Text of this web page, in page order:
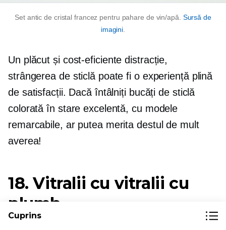
Set antic de cristal francez pentru pahare de vin/apă. Sursă de
imagini
Un plăcut și cost-eficiente distracție,
strângerea de sticlă poate fi o experiență plină
de satisfacții. Dacă întâlniți bucăți de sticlă
colorată în stare excelentă, cu modele
remarcabile, ar putea merita destul de mult
averea!
18. Vitralii cu vitralii cu
plumb
Cuprins